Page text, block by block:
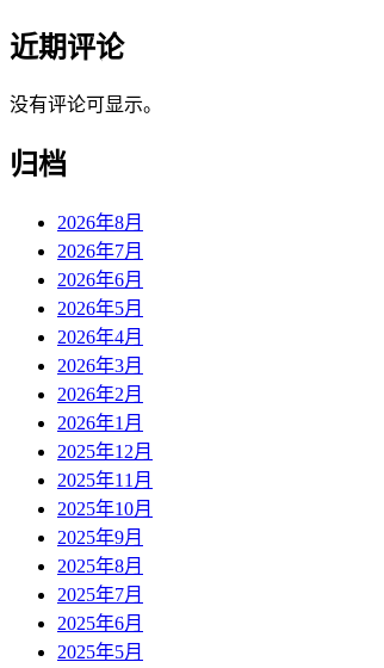
近期评论
没有评论可显示。
归档
2026年8月
2026年7月
2026年6月
2026年5月
2026年4月
2026年3月
2026年2月
2026年1月
2025年12月
2025年11月
2025年10月
2025年9月
2025年8月
2025年7月
2025年6月
2025年5月